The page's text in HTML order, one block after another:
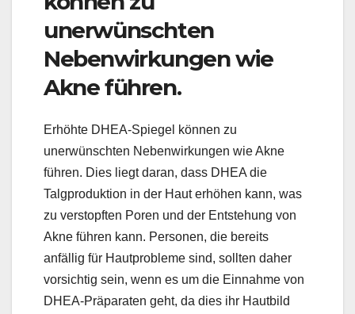
unerwünschten
Nebenwirkungen wie
Akne führen.
Erhöhte DHEA-Spiegel können zu
unerwünschten Nebenwirkungen wie Akne
führen. Dies liegt daran, dass DHEA die
Talgproduktion in der Haut erhöhen kann, was
zu verstopften Poren und der Entstehung von
Akne führen kann. Personen, die bereits
anfällig für Hautprobleme sind, sollten daher
vorsichtig sein, wenn es um die Einnahme von
DHEA-Präparaten geht, da dies ihr Hautbild